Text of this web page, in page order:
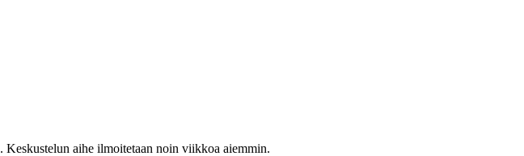
aihe ilmoitetaan noin viikkoa aiemmin.